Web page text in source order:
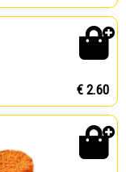
€ 2.60